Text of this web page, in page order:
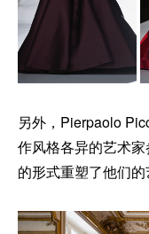
另外，Pierpaolo
作风格各异的艺术
的形式重塑了他们的